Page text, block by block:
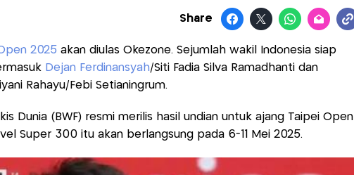
Share
2025 akan diulas Okezone. Sejumlah wakil Indonesia siap
Dejan Ferdinansyah/Siti Fadia Silva Ramadhanti dan
Rahayu/Febi Setianingrum.
Dunia (BWF) resmi merilis hasil undian untuk ajang Taipei Open
Super 300 itu akan berlangsung pada 6-11 Mei 2025.